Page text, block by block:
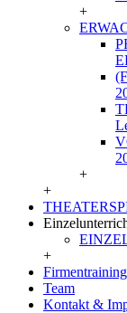
+
+
+
+
Team
Kontakt &